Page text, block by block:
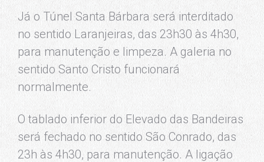
Já o Túnel Santa Bárbara será interditado
no sentido Laranjeiras, das 23h30 às 4h30,
para manutenção e limpeza. A galeria no
sentido Santo Cristo funcionará
normalmente.
O tablado inferior do Elevado das Bandeiras
será fechado no sentido São Conrado, das
23h às 4h30, para manutenção. A ligação